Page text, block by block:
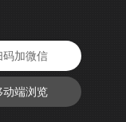
码加微信
动端浏览